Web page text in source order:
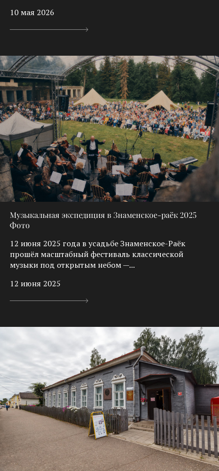
10 мая 2026
Музыкальная экспедиция в Знаменское-раёк 2025
Фото
12 июня 2025 года в усадьбе Знаменское-Раёк
прошёл масштабный фестиваль классической
музыки под открытым небом —...
12 июня 2025